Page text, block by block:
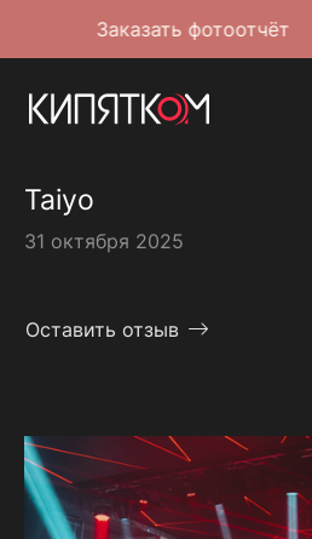
Заказать фотоотчёт
Taiyo
31 октября 2025
Оставить отзыв